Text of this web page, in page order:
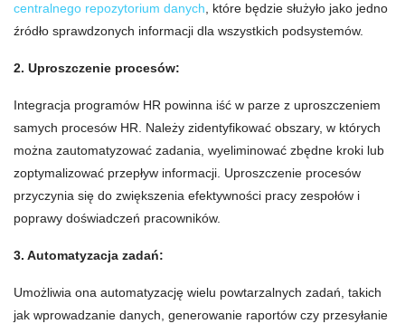
centralnego repozytorium danych, które będzie służyło jako jedno
źródło sprawdzonych informacji dla wszystkich podsystemów.
2. Uproszczenie procesów:
Integracja programów HR powinna iść w parze z uproszczeniem
samych procesów HR. Należy zidentyfikować obszary, w których
można zautomatyzować zadania, wyeliminować zbędne kroki lub
zoptymalizować przepływ informacji. Uproszczenie procesów
przyczynia się do zwiększenia efektywności pracy zespołów i
poprawy doświadczeń pracowników.
3. Automatyzacja zadań:
Umożliwia ona automatyzację wielu powtarzalnych zadań, takich
jak wprowadzanie danych, generowanie raportów czy przesyłanie